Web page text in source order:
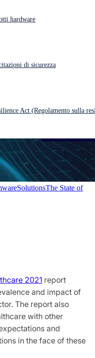
immediata
hardware
di sicurezza
Act (Regolamento sulla
SolutionsThe State of
2021 report
and impact of
The report also
with other
and
in the face of these